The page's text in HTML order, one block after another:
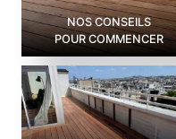
NOS CONSEILS
POUR COMMENCER